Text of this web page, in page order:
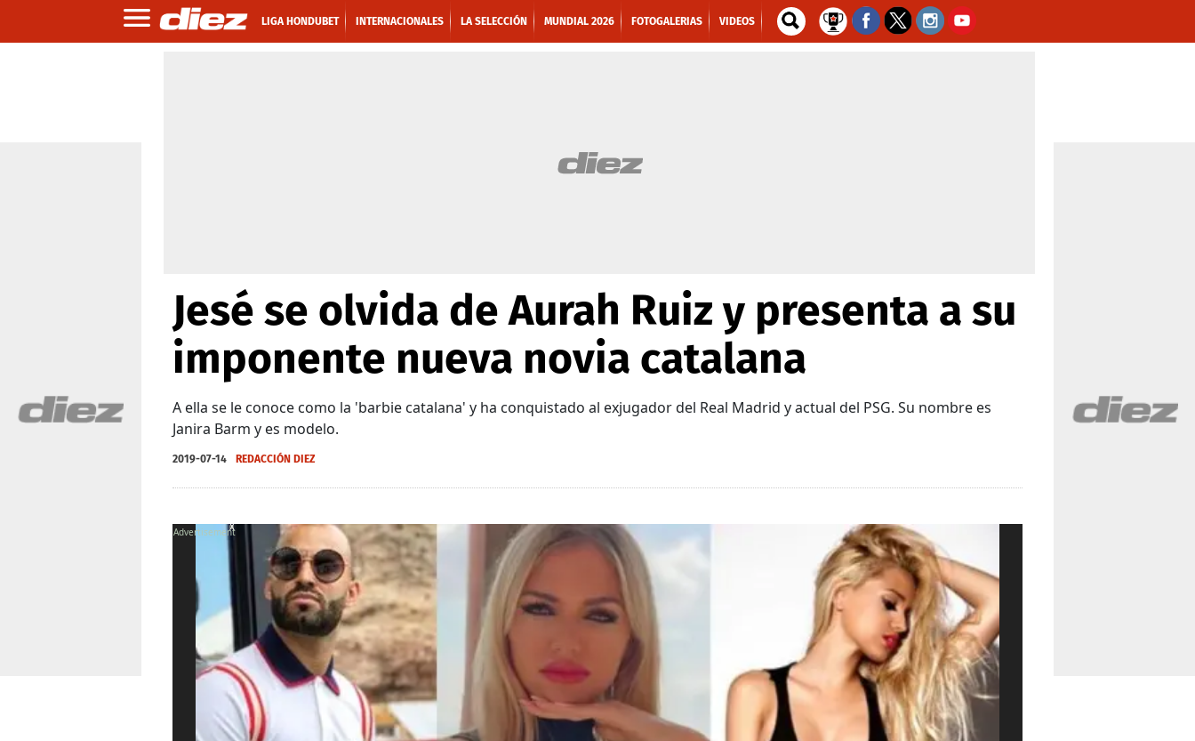
LIGA HONDUBET INTERNACIONALES LA SELECCIÓN MUNDIAL 2026 FOTOGALERIAS VIDEOS
Jesé se olvida de Aurah Ruiz y presenta a su
imponente nueva novia catalana
A ella se le conoce como la 'barbie catalana' y ha conquistado al exjugador del Real Madrid y actual del PSG. Su nombre es
Janira Barm y es modelo.
2019-07-14 REDACCIÓN DIEZ
X